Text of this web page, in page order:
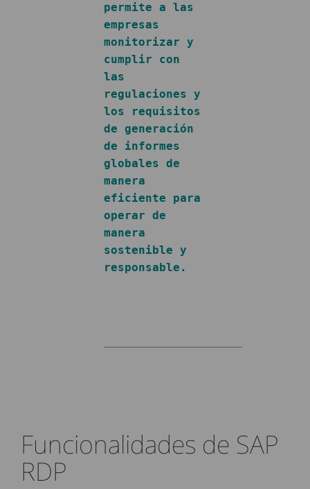
permite a las
empresas
monitorizar y
cumplir con
las
regulaciones y
los requisitos
de generación
de informes
globales de
manera
eficiente para
operar de
manera
sostenible y
responsable.
Funcionalidades de SAP
RDP